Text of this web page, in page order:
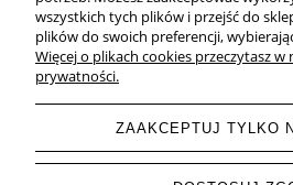
Copyright © 2026 -
wszystkich tych plików i przejść do
plików do swoich preferencji,
Więcej o plikach cookies przeczytasz w
prywatności.
ZAAKCEPTUJ TYLKO